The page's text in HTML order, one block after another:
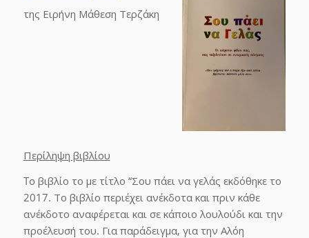
της Ειρήνη Μάθεση Τερζάκη
Περίληψη βιβλίου
To βιβλίο το με τίτλο “Σου πάει να γελάς εκδόθηκε το
2017. Το βιβλίο περιέχει ανέκδοτα και πριν κάθε
ανέκδοτο αναφέρεται και σε κάποιο λουλούδι και την
προέλευσή του. Για παράδειγμα, για την Αλόη